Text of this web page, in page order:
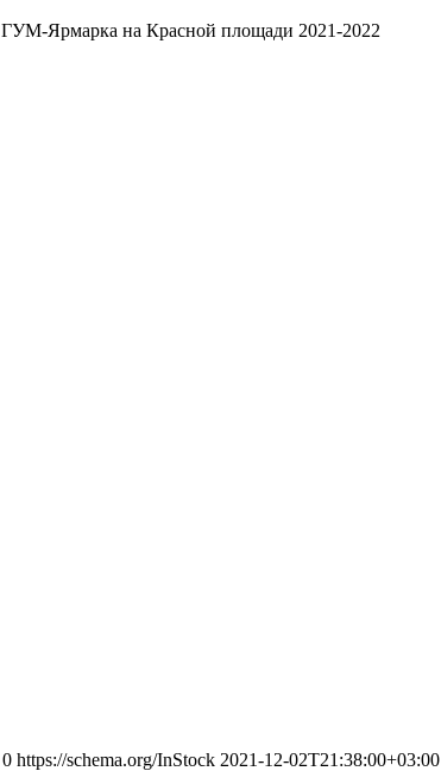
ГУМ-Ярмарка на Красной площади 2021-2022
0 https://schema.org/InStock 2021-12-02T21:38:00+03:00